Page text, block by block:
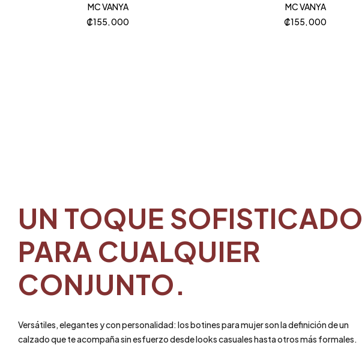
MC VANYA
₡155, 000
MC VANYA
₡155, 000
UN TOQUE SOFISTICADO
PARA CUALQUIER
CONJUNTO.
Versátiles, elegantes y con personalidad: los botines para mujer son la definición de un
calzado que te acompaña sin esfuerzo desde looks casuales hasta otros más formales.